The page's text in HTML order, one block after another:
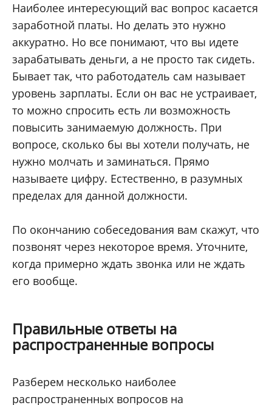
Наиболее интересующий вас вопрос касается
заработной платы. Но делать это нужно
аккуратно. Но все понимают, что вы идете
зарабатывать деньги, а не просто так сидеть.
Бывает так, что работодатель сам называет
уровень зарплаты. Если он вас не устраивает,
то можно спросить есть ли возможность
повысить занимаемую должность. При
вопросе, сколько бы вы хотели получать, не
нужно молчать и заминаться. Прямо
называете цифру. Естественно, в разумных
пределах для данной должности.
По окончанию собеседования вам скажут, что
позвонят через некоторое время. Уточните,
когда примерно ждать звонка или не ждать
его вообще.
Правильные ответы на
распространенные вопросы
Разберем несколько наиболее
распространенных вопросов на